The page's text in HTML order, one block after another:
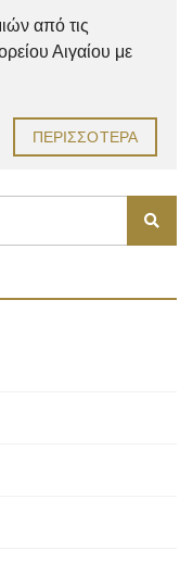
από τις
Αιγαίου με
ΠΕΡΙΣΣΌΤΕΡΑ